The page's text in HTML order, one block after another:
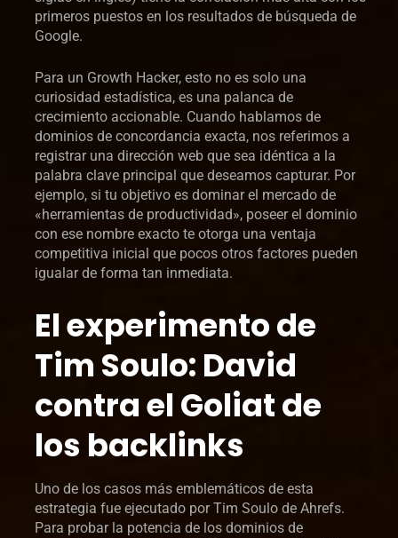
primeros puestos en los resultados de búsqueda de
Google.
Para un Growth Hacker, esto no es solo una
curiosidad estadística, es una palanca de
crecimiento accionable. Cuando hablamos de
dominios de concordancia exacta, nos referimos a
registrar una dirección web que sea idéntica a la
palabra clave principal que deseamos capturar. Por
ejemplo, si tu objetivo es dominar el mercado de
«herramientas de productividad», poseer el dominio
con ese nombre exacto te otorga una ventaja
competitiva inicial que pocos otros factores pueden
igualar de forma tan inmediata.
El experimento de
Tim Soulo: David
contra el Goliat de
los backlinks
Uno de los casos más emblemáticos de esta
estrategia fue ejecutado por Tim Soulo de Ahrefs.
Para probar la potencia de los dominios de